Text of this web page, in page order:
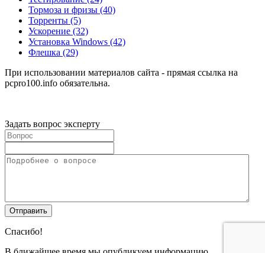
Тормоза и фризы (40)
Торренты (5)
Ускорение (32)
Установка Windows (42)
Флешка (29)
При использовании материалов сайта - прямая ссылка на
pcpro100.info обязательна.
Задать вопрос эксперту
Спасибо!